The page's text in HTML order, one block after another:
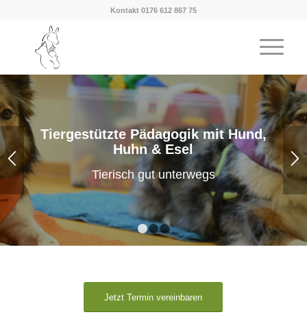
Kontakt 0176 612 867 75
Tiergestützte Pädagogik mit Hund,
Huhn & Esel
Tierisch gut unterwegs
2 3
Jetzt Termin vereinbaren